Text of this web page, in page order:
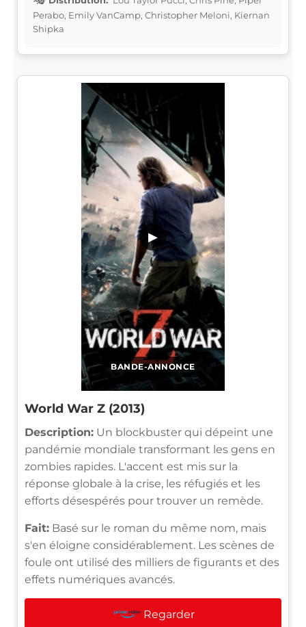
Perabo, Emily VanCamp, Christopher Meloni, Kiernan
Shipka
BANDE-ANNONCE
▶
World War Z (2013)
Description: Un blockbuster qui dépeint une
pandémie mondiale transformant les gens en
zombies rapides. L'accent est mis sur la
réponse globale à la crise, les réfugiés et les
efforts désespérés pour trouver un remède.
Fait: Basé sur le roman du même nom, mais
s'en éloigne considérablement. Les scènes de
foule ont utilisé des milliers de figurants et des
effets numériques avancés.
Regarder